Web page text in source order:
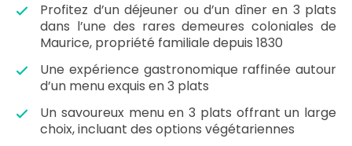
Profitez d’un déjeuner ou d’un dîner en 3 plats
dans l’une des rares demeures coloniales de
Maurice, propriété familiale depuis 1830
Une expérience gastronomique raffinée autour
d’un menu exquis en 3 plats
Un savoureux menu en 3 plats offrant un large
choix, incluant des options végétariennes